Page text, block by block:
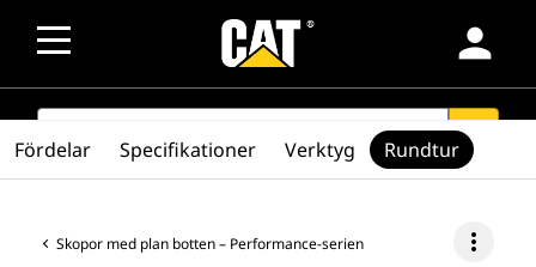
person
SEARCH search
Skopor med plan botten – Performance-serien more_vert
Fördelar Specifikationer Verktyg Rundtur